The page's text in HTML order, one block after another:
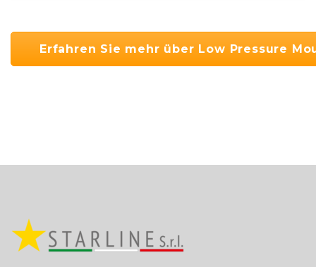
Erfahren Sie mehr über Low Pressure